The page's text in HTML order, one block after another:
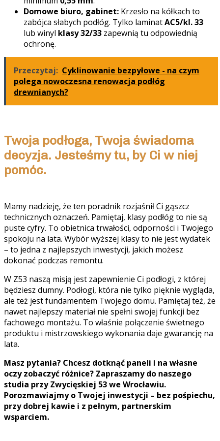
Domowe biuro, gabinet: Krzesło na kółkach to
zabójca słabych podłóg. Tylko laminatAC5/kl. 33
lub winyl klasy 32/33 zapewnią tu odpowiednią
ochronę.
Przeczytaj: Cyklinowanie bezpyłowe - na czym
polega nowoczesna renowacja podłóg
drewnianych?
Twoja podłoga, Twoja świadoma
decyzja. Jesteśmy tu, by Ci w niej
pomóc.
Mamy nadzieję, że ten poradnik rozjaśnił Ci gąszcz
technicznych oznaczeń. Pamiętaj, klasy podłóg to nie są
puste cyfry. To obietnica trwałości, odporności i Twojego
spokoju na lata. Wybór wyższej klasy to nie jest wydatek
– to jedna z najlepszych inwestycji, jakich możesz
dokonać podczas remontu.
W Z53 naszą misją jest zapewnienie Ci podłogi, z której
będziesz dumny. Podłogi, która nie tylko pięknie wygląda,
ale też jest fundamentem Twojego domu. Pamiętaj też, że
nawet najlepszy materiał nie spełni swojej funkcji bez
fachowego montażu. To właśnie połączenie świetnego
produktu i mistrzowskiego wykonania daje gwarancję na
lata.
Masz pytania? Chcesz dotknąć paneli i na własne
oczy zobaczyć różnice? Zapraszamy do naszego
studia przy Zwycięskiej 53 we Wrocławiu.
Porozmawiajmy o Twojej inwestycji – bez pośpiechu,
przy dobrej kawie i z pełnym, partnerskim
wsparciem.